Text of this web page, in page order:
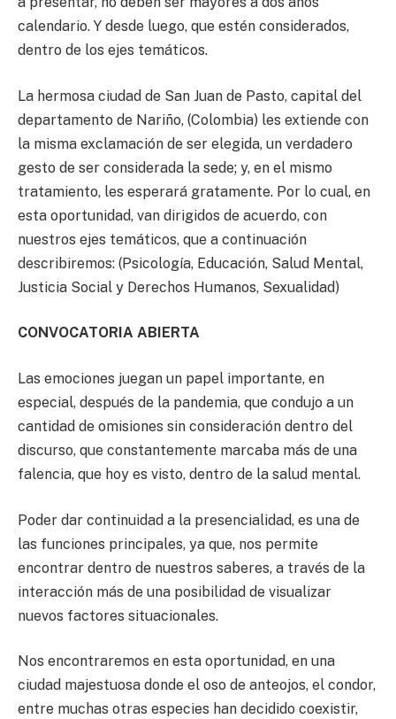
calendario. Y desde luego, que estén considerados,
dentro de los ejes temáticos.
La hermosa ciudad de San Juan de Pasto, capital del
departamento de Nariño, (Colombia) les extiende con
la misma exclamación de ser elegida, un verdadero
gesto de ser considerada la sede; y, en el mismo
tratamiento, les esperará gratamente. Por lo cual, en
esta oportunidad, van dirigidos de acuerdo, con
nuestros ejes temáticos, que a continuación
describiremos: (Psicología, Educación, Salud Mental,
Justicia Social y Derechos Humanos, Sexualidad)
CONVOCATORIA ABIERTA
Las emociones juegan un papel importante, en
especial, después de la pandemia, que condujo a un
cantidad de omisiones sin consideración dentro del
discurso, que constantemente marcaba más de una
falencia, que hoy es visto, dentro de la salud mental.
Poder dar continuidad a la presencialidad, es una de
las funciones principales, ya que, nos permite
encontrar dentro de nuestros saberes, a través de la
interacción más de una posibilidad de visualizar
nuevos factores situacionales.
Nos encontraremos en esta oportunidad, en una
ciudad majestuosa donde el oso de anteojos, el condor,
entre muchas otras especies han decidido coexistir,